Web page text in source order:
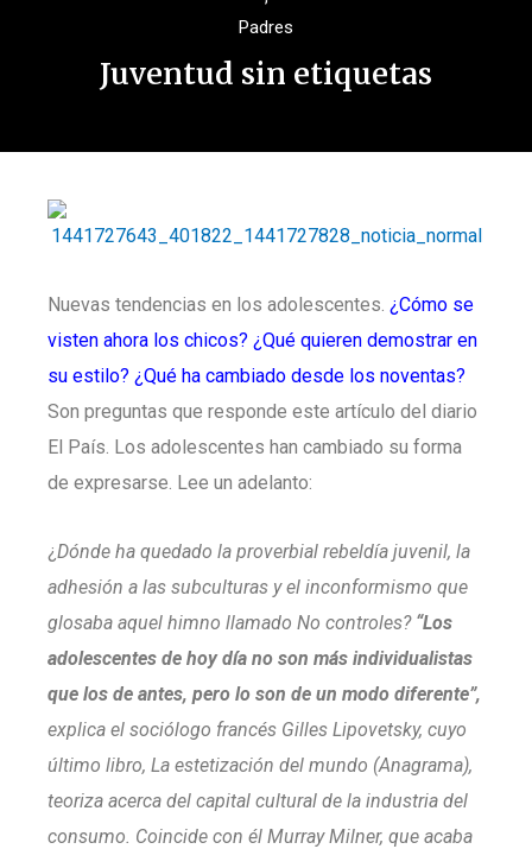
Padres
Juventud sin etiquetas
Nuevas tendencias en los adolescentes. ¿Cómo se
visten ahora los chicos? ¿Qué quieren demostrar en
su estilo? ¿Qué ha cambiado desde los noventas?
Son preguntas que responde este artículo del diario
El País. Los adolescentes han cambiado su forma
de expresarse. Lee un adelanto:
¿Dónde ha quedado la proverbial rebeldía juvenil, la
adhesión a las subculturas y el inconformismo que
glosaba aquel himno llamado No controles? “Los
adolescentes de hoy día no son más individualistas
que los de antes, pero lo son de un modo diferente”,
explica el sociólogo francés Gilles Lipovetsky, cuyo
último libro, La estetización del mundo (Anagrama),
teoriza acerca del capital cultural de la industria del
consumo. Coincide con él Murray Milner, que acaba